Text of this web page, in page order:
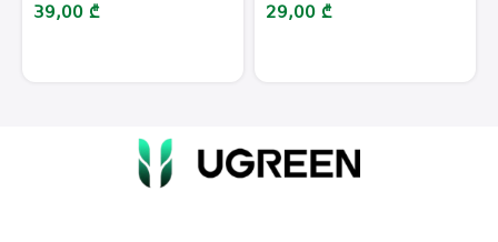
39,00 ₾ 29,00 ₾